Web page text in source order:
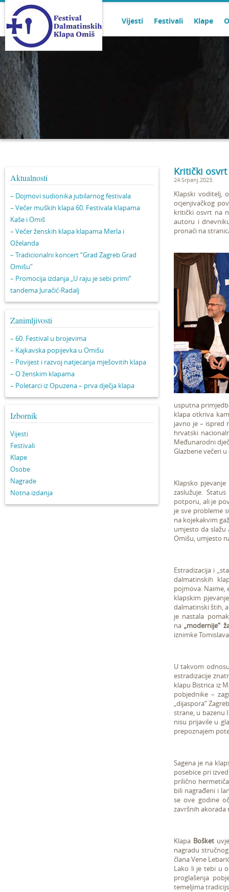
Vijesti Festivali Klape
Aktualnosti
– Dojmovi sudionika jubilarnog festivala
– Večer muških klapa 60. Festivala klapama
Kaše i Omiš
– Večer ženskih klapa klapama Merla i
Oželanda
– Tradicionalni koncert “Grad Zagreb Grad
Omišu”
– Promocija izdanja „U raju je sebi primi“
tandema Juračić-Radalj
Zanimljivosti
– 60. Festival u brojevima
– Kajkavska popijevka u Omišu
– Povijest i razvoj natjecanja mješovitih klapa
– O ženskim klapama
– Poletarci iz Opuzena – prva dječja klapa
Izbornik
Vijesti
Festivali
Klape
Osobe
Nagrade
Notna izdanja
Kritički osvrt
24.Srpanj.2023.
Klapski voditelj,
ocjenjivačkog
kritički osvrt na
autoru i
pronaći na
usputna
klapa otkriva
javno je – ispred
hrvatski
Međunarodni
Glazbene večeri
Klapsko
zaslužuje.
potporu, ali je
je sve probleme
na kojekakvim
umjesto da
Omišu, umjesto
Estradizacija i
dalmatinskih
pojmova. Naime,
klapskim
dalmatinski štih,
je nastala
na „modernije“
iznimke
U takvom
estradizacije
klapu Bistrica iz
pobjednike –
„dijaspora“
strane, u bazenu
nisu prijavile u
prepoznajem
Sagena je na
posebice pri
prilično
bili nagrađeni i
se ove godine
završnih akorada
Klapa Bošket
nagradu
člana Vene
Lako li je tebi u
proglašenja
temeljima